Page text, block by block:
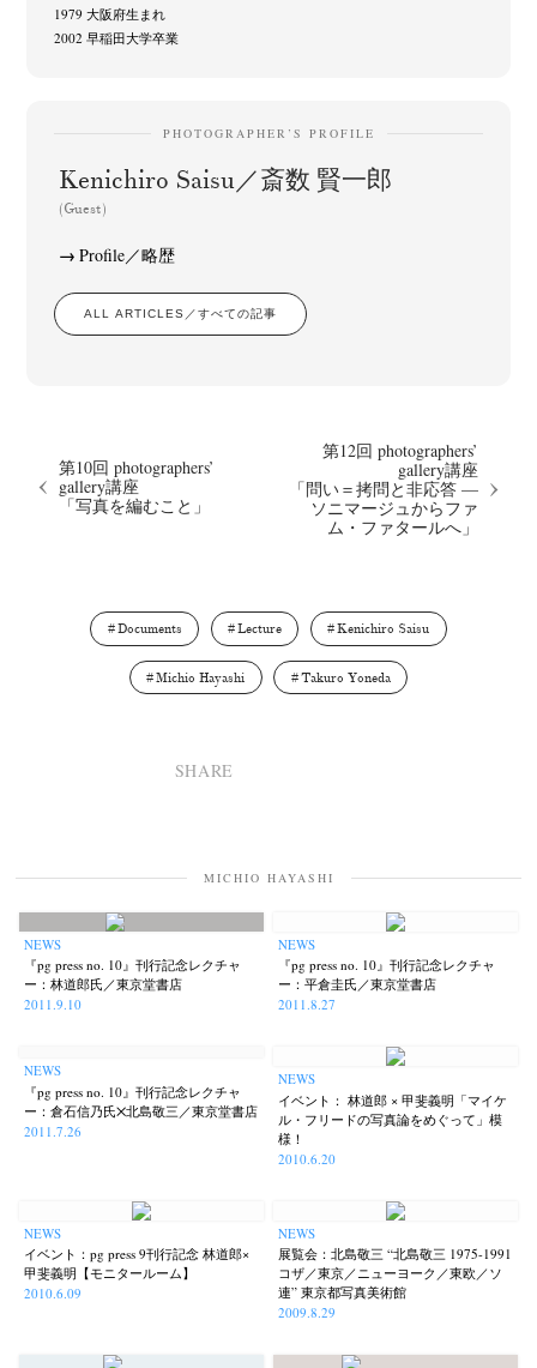
1979 大阪府生まれ
2002 早稲田大学卒業
PHOTOGRAPHER’S PROFILE
Kenichiro Saisu／斎数 賢一郎
(Guest)
Profile／略歴
ALL ARTICLES／すべての記事
第10回 photographers’
gallery講座
「写真を編むこと」
第12回 photographers’
gallery講座
「問い＝拷問と非応答 —
ソニマージュからファ
ム・ファタールへ」
Documents Lecture Kenichiro Saisu
Michio Hayashi Takuro Yoneda
SHARE
MICHIO HAYASHI
NEWS
『pg press no. 10』刊行記念レクチャ
ー：林道郎氏／東京堂書店
2011.9.10
NEWS
『pg press no. 10』刊行記念レクチャ
ー：平倉圭氏／東京堂書店
2011.8.27
NEWS
『pg press no. 10』刊行記念レクチャ
ー：倉石信乃氏☓北島敬三／東京堂書店
2011.7.26
NEWS
イベント： 林道郎 × 甲斐義明「マイケ
ル・フリードの写真論をめぐって」模
様！
2010.6.20
NEWS
イベント：pg press 9刊行記念 林道郎×
甲斐義明【モニタールーム】
2010.6.09
NEWS
展覧会：北島敬三 “北島敬三 1975-1991
コザ／東京／ニューヨーク／東欧／ソ
連” 東京都写真美術館
2009.8.29